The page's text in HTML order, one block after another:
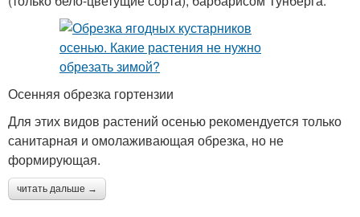
Осенняя обрезка гортензии
Для этих видов растений осенью рекомендуется только
санитарная и омолаживающая обрезка, но не
формирующая.
читать дальше →